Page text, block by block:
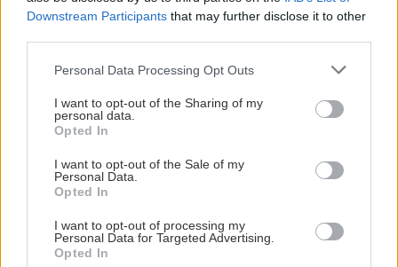
Downstream Participants that may further disclose it to other
Please note that this website/app uses one or more Google
not limited to your visit or usage behaviour. You may click to
grant or deny consent to Google and its third-party tags to
use your data for below specified purposes in below Google
consent section.
Personal Data Processing Opt Outs
I want to opt-out of the Sharing of my
personal data.
Opted In
I want to opt-out of the Sale of my
Personal Data.
Opted In
I want to opt-out of processing my
Personal Data for Targeted Advertising.
Opted In
CHALUPA
Na Morave prerobila